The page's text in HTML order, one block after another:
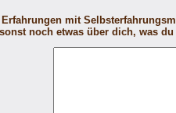
mit
noch etwas über dich, was